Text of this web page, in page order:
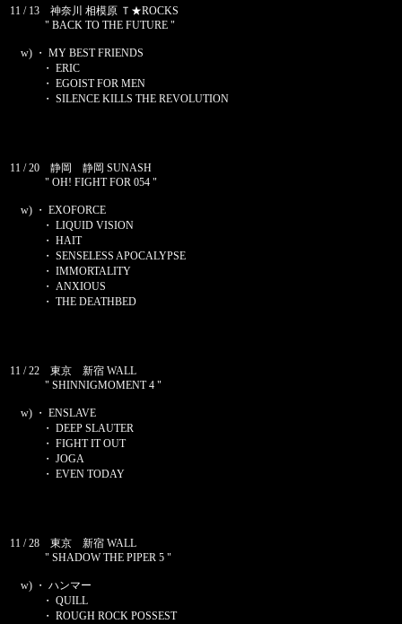
11 / 13 神奈川 相模原 Ｔ★ROCKS
" BACK TO THE FUTURE "
w) ・ MY BEST FRIENDS
・ ERIC
・ EGOIST FOR MEN
・ SILENCE KILLS THE REVOLUTION
11 / 20 静岡 静岡 SUNASH
" OH! FIGHT FOR 054 "
w) ・ EXOFORCE
・ LIQUID VISION
・ HAIT
・ SENSELESS APOCALYPSE
・ IMMORTALITY
・ ANXIOUS
・ THE DEATHBED
11 / 22 東京 新宿 WALL
" SHINNIGMOMENT 4 "
w) ・ ENSLAVE
・ DEEP SLAUTER
・ FIGHT IT OUT
・ JOGA
・ EVEN TODAY
11 / 28 東京 新宿 WALL
" SHADOW THE PIPER 5 "
w) ・ ハンマー
・ QUILL
・ ROUGH ROCK POSSEST